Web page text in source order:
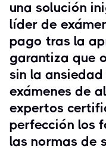
una solución
líder de
pago tras la
garantiza que
sin la
exámenes de
expertos
perfección los
las normas de